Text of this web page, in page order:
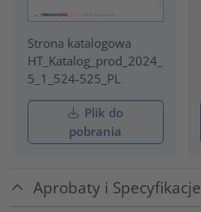
Strona katalogowa
HT_Katalog_prod_2024_
5_1_524-525_PL
Plik do
pobrania
Aprobaty i Specyfikacje